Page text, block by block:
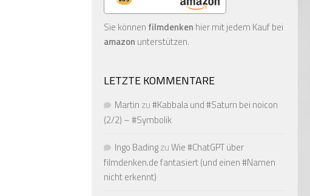
Sie können filmdenken hier mit jedem Kauf bei
amazon unterstützen.
LETZTE KOMMENTARE
Martin zu#Kabbala und #Saturn bei noicon
(2/2) – #Symbolik
Ingo BadingzuWie #ChatGPT über
filmdenken.de fantasiert (und einen #Namen
nicht erkennt)